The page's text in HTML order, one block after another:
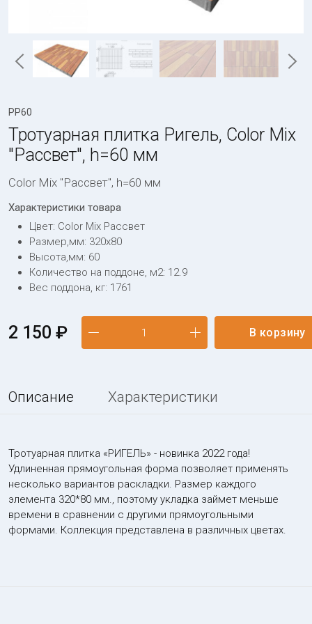
РР60
Тротуарная плитка Ригель, Color Mix
"Рассвет", h=60 мм
Color Mix "Рассвет", h=60 мм
Характеристики товара
Цвет: Color Mix Рассвет
Размер,мм: 320х80
Высота,мм: 60
Количество на поддоне, м2: 12.9
Вес поддона, кг: 1761
2 150 ₽ В корзину
Описание Характеристики
Тротуарная плитка «РИГЕЛЬ» - новинка 2022 года!
Удлиненная прямоугольная форма позволяет применять
несколько вариантов раскладки. Размер каждого
элемента 320*80 мм., поэтому укладка займет меньше
времени в сравнении с другими прямоугольными
формами. Коллекция представлена в различных цветах.